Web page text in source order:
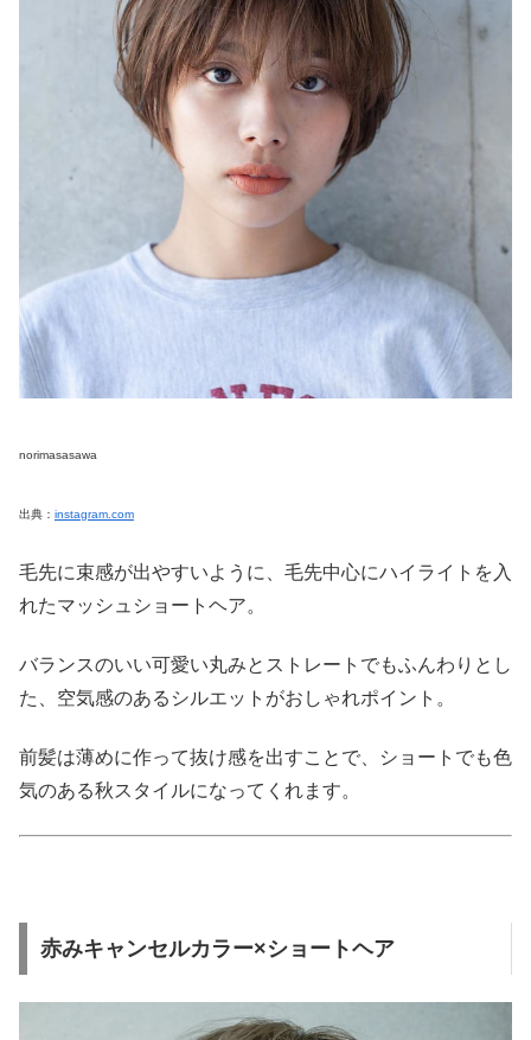
norimasasawa
出典： instagram.com
毛先に束感が出やすいように、毛先中心にハイライトを入
れたマッシュショートヘア。
バランスのいい可愛い丸みとストレートでもふんわりとし
た、空気感のあるシルエットがおしゃれポイント。
前髪は薄めに作って抜け感を出すことで、ショートでも色
気のある秋スタイルになってくれます。
赤みキャンセルカラー×ショートヘア